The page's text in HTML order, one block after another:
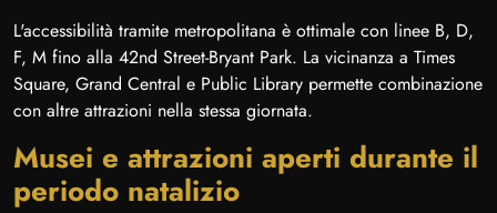
L'accessibilità tramite metropolitana è ottimale con linee B, D,
F, M fino alla 42nd Street-Bryant Park. La vicinanza a Times
Square, Grand Central e Public Library permette combinazione
con altre attrazioni nella stessa giornata.
Musei e attrazioni aperti durante il
periodo natalizio